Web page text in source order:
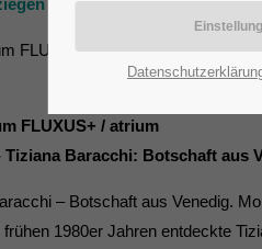
FLUXUS+ sieht wie folgt aus!
FLUXUS+ / atrium
Tiziana Baracchi: Botschaft aus
– Botschaft aus Venedig.
1980er Jahren entdeckte